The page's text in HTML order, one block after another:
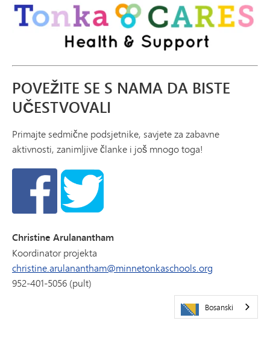
POVEŽITE SE S NAMA DA BISTE
UČESTVOVALI
Primajte sedmične podsjetnike, savjete za zabavne
aktivnosti, zanimljive članke i još mnogo toga!
Christine Arulanantham
Koordinator projekta
christine.arulanantham@minnetonkaschools.org
952-401-5056 (pult)
Bosanski